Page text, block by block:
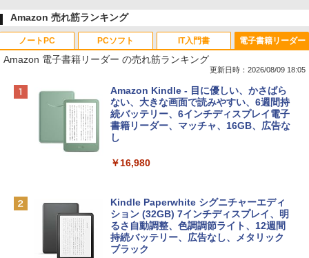
Amazon 売れ筋ランキング
ノートPC
Apple 2026 MacBook Neo A18 Proチッ
プ搭載13インチノートブック：AIとAppl
e Intelligenceのために設計、Liquid Ret
inaディスプレイ、8GBユニファイドメモ
リ、256GB SSDストレージ、1080p Fac
tomtoc 360°保護 15.6 16インチ パソコ
ンケース Dell NEC Lavie ASUS HP dyna
book Lenovo対応
PCソフト
Robloxギフトカード - 800 Robux 【限
定バーチャルアイテムを含む】 【オンラ
インゲームコード】 ロブロックス | オン
ラインコード版
定バーチャルアイテムを含む】 【オンラ
インゲームコード】 ロブロックス |オン
ラインコード版
￥1,600
IT入門書
生成AIパスポート公式テキスト 第４版
￥1,766
￥1,292
電子書籍リーダー
Amazon 電子書籍リーダー の売れ筋ランキング
更新日時：2026/08/09 18:05
Amazon Kindle - 目に優しい、かさばら
ない、大きな画面で読みやすい、6週間持
続バッテリー、6インチディスプレイ電子
書籍リーダー、マッチャ、16GB、広告な
し
￥16,980
Kindle Paperwhite シグニチャーエディ
ション (32GB) 7インチディスプレイ、明
るさ自動調整、色調調節ライト、12週間
持続バッテリー、広告なし、メタリック
ブラック